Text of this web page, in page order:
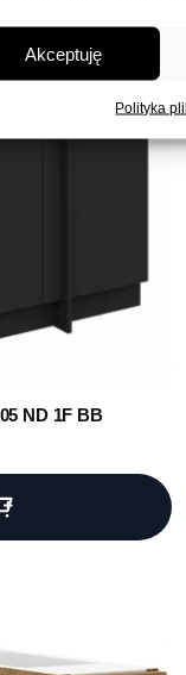
Akceptuję
Polityka
ND 1F BB